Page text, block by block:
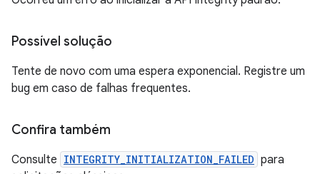
Possível solução
Tente de novo com uma espera exponencial. Registre um
bug em caso de falhas frequentes.
Confira também
Consulte INTEGRITY_INITIALIZATION_FAILED para